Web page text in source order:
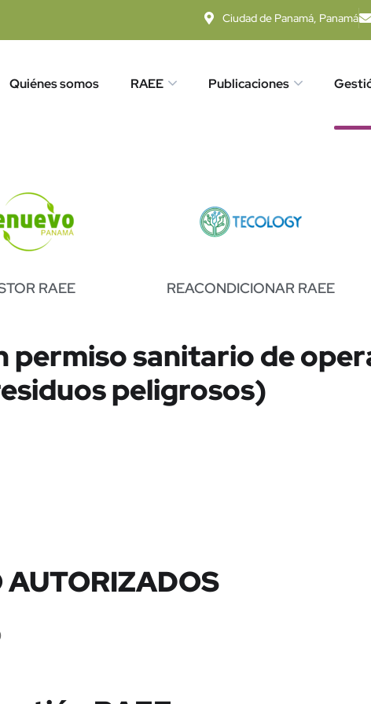
Ciudad de Panamá, Panamá
Quiénes somos RAEE Publicaciones
RAEE REACONDICIONAR RAEE
permiso sanitario de
peligrosos)
AUTORIZADOS